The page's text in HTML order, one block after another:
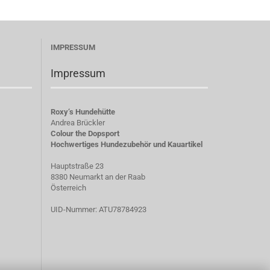
IMPRESSUM
Impressum
Roxy‘s Hundehütte
Andrea Brückler
Colour the Dopsport
Hochwertiges Hundezubehör und Kauartikel
Hauptstraße 23
8380 Neumarkt an der Raab
Österreich
UID-Nummer: ATU78784923